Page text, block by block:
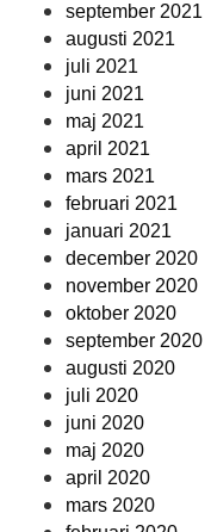
september 2021
augusti 2021
juli 2021
juni 2021
maj 2021
april 2021
mars 2021
februari 2021
januari 2021
december 2020
november 2020
oktober 2020
september 2020
augusti 2020
juli 2020
juni 2020
maj 2020
april 2020
mars 2020